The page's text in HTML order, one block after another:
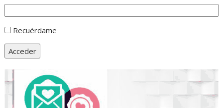
Recuérdame
Acceder